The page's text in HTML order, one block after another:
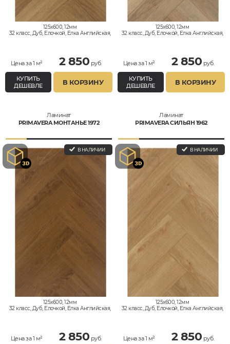
125x600, 12мм
32 класс, Дуб, Елочкой, Елка Английская,
Цена за 1 м² 2 850 руб.
КУПИТЬ
ДЕШЕВЛЕ
В КОРЗИНУ
125x600, 12мм
32 класс, Дуб, Елочкой, Елка Английская,
Цена за 1 м² 2 850 руб.
КУПИТЬ
ДЕШЕВЛЕ
В КОРЗИНУ
Ламинат
PRIMAVERA МОНТАНЬЕ 1972
В НАЛИЧИИ
125x600, 12мм
32 класс, Дуб, Елочкой, Елка Английская,
Цена за 1 м² 2 850 руб.
Ламинат
PRIMAVERA СИЛЬЯН 1962
В НАЛИЧИИ
125x600, 12мм
32 класс, Дуб, Елочкой, Елка Английская,
Цена за 1 м² 2 850 руб.